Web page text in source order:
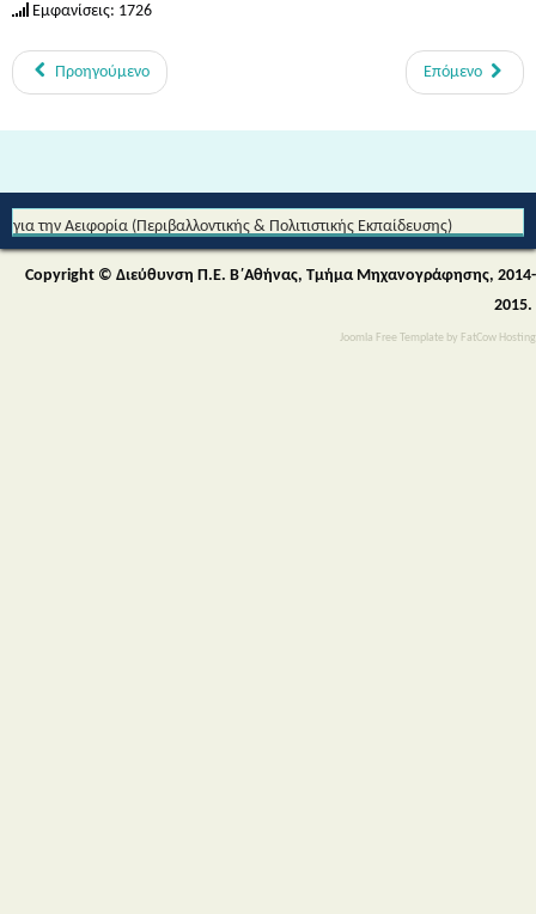
Joomla Free Template by FatCow Hosting
Εμφανίσεις: 1726
Προηγούμενο Επόμενο
για την Αειφορία (Περιβαλλοντικής & Πολιτιστικής Εκπαίδευσης)
Copyright © Διεύθυνση Π.Ε. Β΄Αθήνας, Τμήμα Μηχανογράφησης, 2014-
2015.